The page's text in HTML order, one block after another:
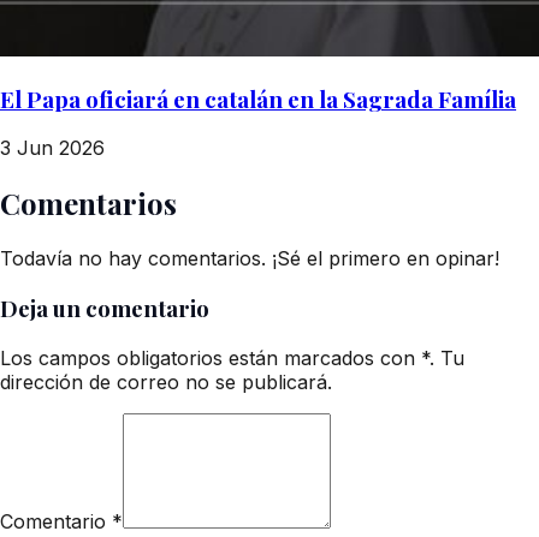
El Papa oficiará en catalán en la Sagrada Família
3 Jun 2026
Comentarios
Todavía no hay comentarios. ¡Sé el primero en opinar!
Deja un comentario
Los campos obligatorios están marcados con *. Tu
dirección de correo no se publicará.
Comentario *